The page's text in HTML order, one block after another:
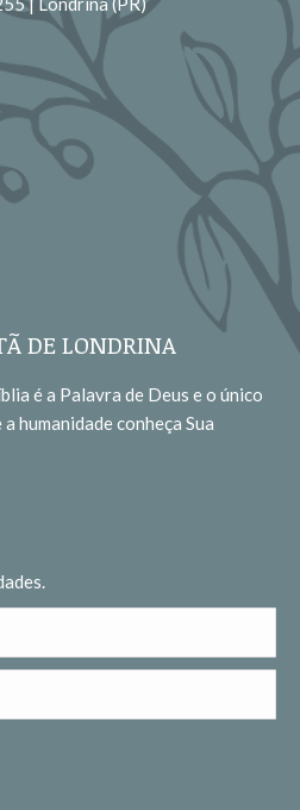
DE LONDRINA
é a Palavra de Deus e o único
humanidade conheça Sua